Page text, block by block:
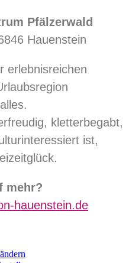
Pfälzerwald
Hauenstein
erlebnisreichen
kletterbegabt,
ist,
mehr?
hauenstein.de